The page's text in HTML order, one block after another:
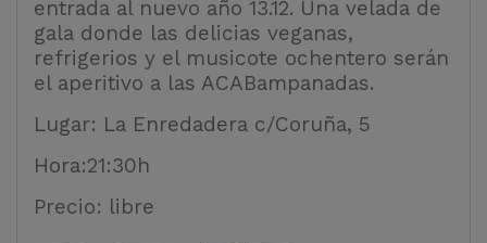
entrada al nuevo año 13.12. Una velada de
gala donde las delicias veganas,
refrigerios y el musicote ochentero serán
el aperitivo a las ACABampanadas.
Lugar: La Enredadera c/Coruña, 5
Hora:21:30h
Precio: libre